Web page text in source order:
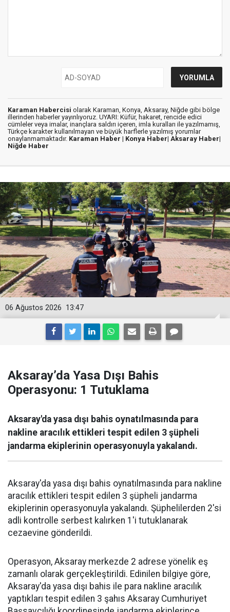
Karaman Habercisi olarak Karaman, Konya, Aksaray, Niğde gibi bölge
illerinden haberler yayınlıyoruz. UYARI: Küfür, hakaret, rencide edici
cümleler veya imalar, inançlara saldırı içeren, imla kuralları ile yazılmamış,
Türkçe karakter kullanılmayan ve büyük harflerle yazılmış yorumlar
onaylanmamaktadır. Karaman Haber | Konya Haber| Aksaray Haber|
Niğde Haber
13:47
06 Ağustos 2026
Aksaray’da Yasa Dışı Bahis
Operasyonu: 1 Tutuklama
Aksaray'da yasa dışı bahis oynatılmasında para
nakline aracılık ettikleri tespit edilen 3 şüpheli
jandarma ekiplerinin operasyonuyla yakalandı.
Aksaray'da yasa dışı bahis oynatılmasında para nakline
aracılık ettikleri tespit edilen 3 şüpheli jandarma
ekiplerinin operasyonuyla yakalandı. Şüphelilerden 2'si
adli kontrolle serbest kalırken 1'i tutuklanarak
cezaevine gönderildi.
Operasyon, Aksaray merkezde 2 adrese yönelik eş
zamanlı olarak gerçekleştirildi. Edinilen bilgiye göre,
Aksaray'da yasa dışı bahis ile para nakline aracılık
yaptıkları tespit edilen 3 şahıs Aksaray Cumhuriyet